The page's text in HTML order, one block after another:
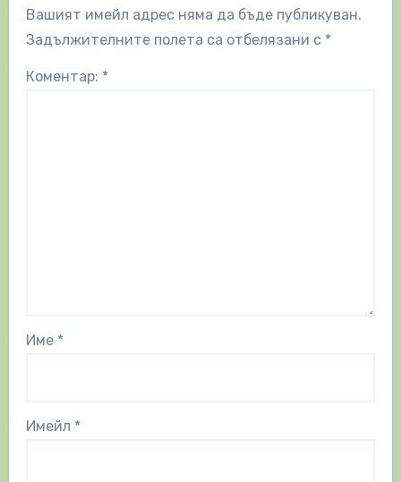
Вашият имейл адрес няма да бъде публикуван.
Задължителните полета са отбелязани с *
Коментар: *
Име *
Имейл *